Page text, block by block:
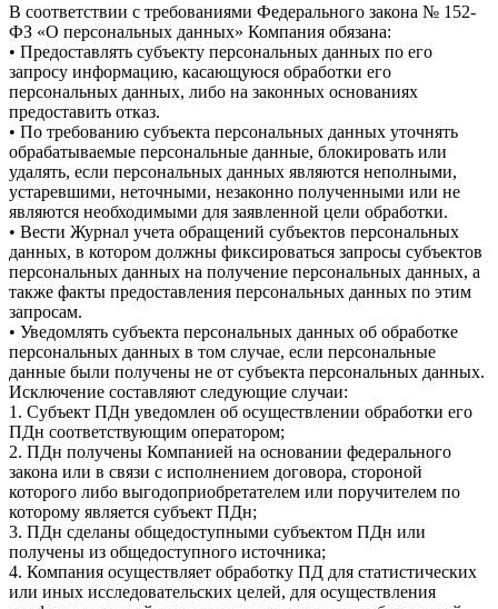
В соответствии с требованиями Федерального закона № 152-
ФЗ «О персональных данных» Компания обязана:
• Предоставлять субъекту персональных данных по его
запросу информацию, касающуюся обработки его
персональных данных, либо на законных основаниях
предоставить отказ.
• По требованию субъекта персональных данных уточнять
обрабатываемые персональные данные, блокировать или
удалять, если персональных данных являются неполными,
устаревшими, неточными, незаконно полученными или не
являются необходимыми для заявленной цели обработки.
• Вести Журнал учета обращений субъектов персональных
данных, в котором должны фиксироваться запросы субъектов
персональных данных на получение персональных данных, а
также факты предоставления персональных данных по этим
запросам.
• Уведомлять субъекта персональных данных об обработке
персональных данных в том случае, если персональные
данные были получены не от субъекта персональных данных.
Исключение составляют следующие случаи:
1. Субъект ПДн уведомлен об осуществлении обработки его
ПДн соответствующим оператором;
2. ПДн получены Компанией на основании федерального
закона или в связи с исполнением договора, стороной
которого либо выгодоприобретателем или поручителем по
которому является субъект ПДн;
3. ПДн сделаны общедоступными субъектом ПДн или
получены из общедоступного источника;
4. Компания осуществляет обработку ПД для статистических
или иных исследовательских целей, для осуществления